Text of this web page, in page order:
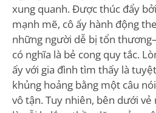
xung quanh. Được thúc đẩy
mạnh mẽ, cô ấy hành động
những người dễ bị tổn
có nghĩa là bẻ cong quy tắc.
ấy với gia đình tìm thấy là
khủng hoảng bằng một câu
vô tận. Tuy nhiên, bên dưới vẻ